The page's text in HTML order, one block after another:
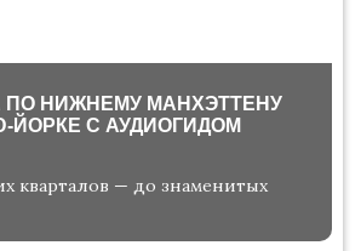
ПО НИЖНЕМУ МАНХЭТТЕНУ
ЙОРКЕ С АУДИОГИДОМ
кварталов — до знаменитых